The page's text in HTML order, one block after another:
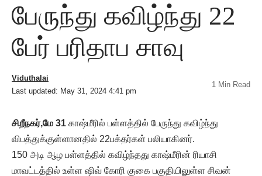
பேருந்து கவிழ்ந்து 22
பேர் பரிதாப சாவு
Last updated: May 31, 2024 4:41 pm
Viduthalai
1 Min Read
சிறீநகர்,மே 31 காஷ்மீரில் பள்ளத்தில் பேருந்து கவிழ்ந்து
விபத்துக்குள்ளானதில் 22பக்தர்கள் பலியாகினர்.
150 அடி ஆழ பள்ளத்தில் கவிழ்ந்தது காஷ்மீரின் ரியாசி
மாவட்டத்தில் உள்ள ஷிவ் கோரி குகை பகுதியிலுள்ள சிவன்